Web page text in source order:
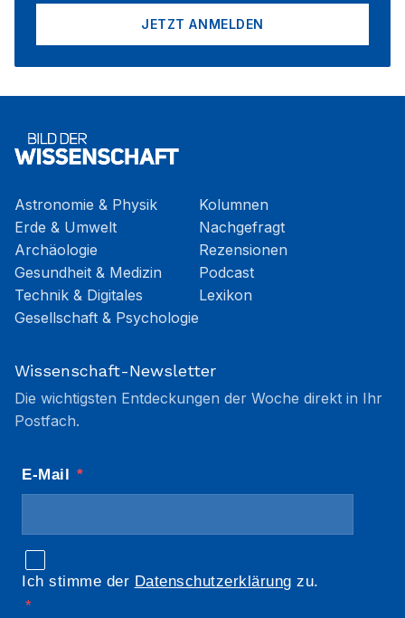
JETZT ANMELDEN
Astronomie & Physik
Erde & Umwelt
Archäologie
Gesundheit & Medizin
Technik & Digitales
Gesellschaft & Psychologie
Kolumnen
Nachgefragt
Rezensionen
Podcast
Lexikon
Wissenschaft-Newsletter
Die wichtigsten Entdeckungen der Woche direkt in Ihr
Postfach.